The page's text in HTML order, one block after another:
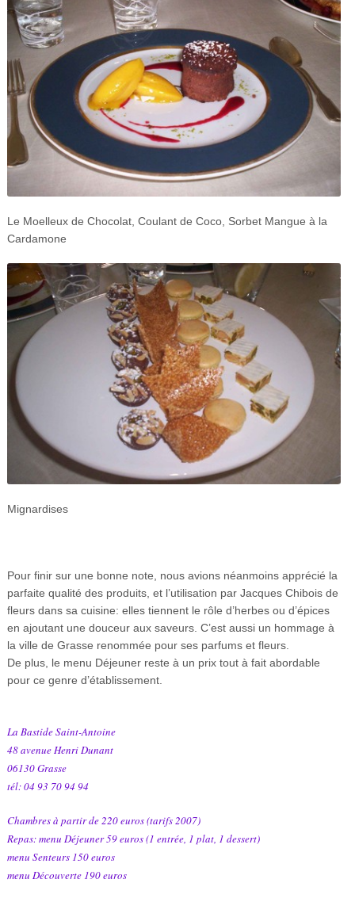
Le Moelleux de Chocolat, Coulant de Coco, Sorbet Mangue à la
Cardamone
Mignardises
Pour finir sur une bonne note, nous avions néanmoins apprécié la
parfaite qualité des produits, et l’utilisation par Jacques Chibois de
fleurs dans sa cuisine: elles tiennent le rôle d’herbes ou d’épices
en ajoutant une douceur aux saveurs. C’est aussi un hommage à
la ville de Grasse renommée pour ses parfums et fleurs.
De plus, le menu Déjeuner reste à un prix tout à fait abordable
pour ce genre d’établissement.
La Bastide Saint-Antoine
48 avenue Henri Dunant
06130 Grasse
tél: 04 93 70 94 94
Chambres à partir de 220 euros (tarifs 2007)
Repas: menu Déjeuner 59 euros (1 entrée, 1 plat, 1 dessert)
menu Senteurs 150 euros
menu Découverte 190 euros